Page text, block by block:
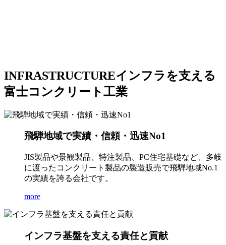
INFRASTRUCTUREインフラを支える
富士コンクリート工業
飛騨地域で実績・信頼・迅速No1
JIS製品や景観製品、特注製品、PC住宅基礎など、多岐
に渡ったコンクリート製品の製造販売で飛騨地域No.1
の実績を誇る会社です。
more
インフラ基盤を支える責任と貢献